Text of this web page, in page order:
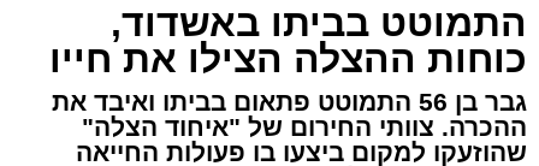
התמוטט בביתו באשדוד,
כוחות ההצלה הצילו את חייו
גבר בן 56 התמוטט פתאום בביתו ואיבד את
ההכרה. צוותי החירום של "איחוד הצלה"
שהוזעקו למקום ביצעו בו פעולות החייאה